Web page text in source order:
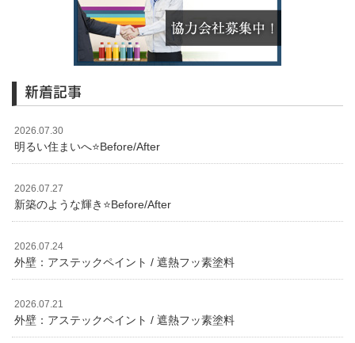
新着記事
2026.07.30
明るい住まいへ⭐️Before/After
2026.07.27
新築のような輝き⭐️Before/After
2026.07.24
外壁：アステックペイント / 遮熱フッ素塗料
2026.07.21
外壁：アステックペイント / 遮熱フッ素塗料